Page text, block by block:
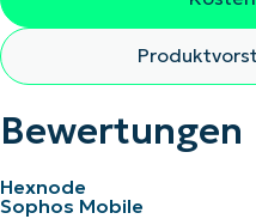
Bewertungen
Hexnode
Sophos Mobile